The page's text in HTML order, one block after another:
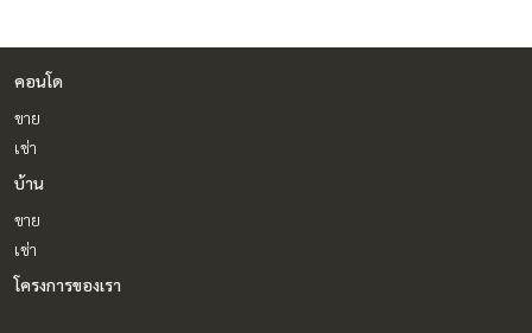
คอนโด
ขาย
เช่า
บ้าน
ขาย
เช่า
โครงการของเรา